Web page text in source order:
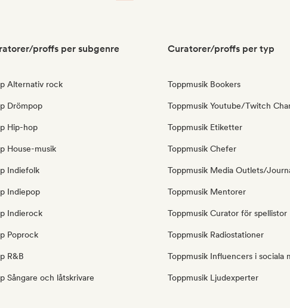
proffs per subgenre
Alternativ rock
Drömpop
Hip-hop
House-musik
Indiefolk
Indiepop
Indierock
Poprock
R&B
Sångare och låtskrivare
Curatorer/proffs per typ
Toppmusik Bookers
Toppmusik Youtube/Twitch
Toppmusik Etiketter
Toppmusik Chefer
Toppmusik Media Outlets/
Toppmusik Mentorer
Toppmusik Curator för spellistor
Toppmusik Radiostationer
Toppmusik Influencers i sociala
Toppmusik Ljudexperter